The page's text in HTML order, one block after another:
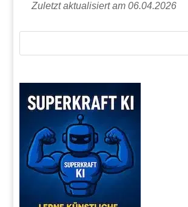
Zuletzt aktualisiert am 06.04.2026